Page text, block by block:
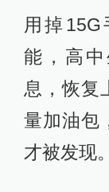
用掉
能，高
息，恢复
量加油包
才被发现。